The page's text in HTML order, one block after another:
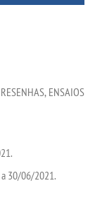
ENSAIOS
30/06/2021.